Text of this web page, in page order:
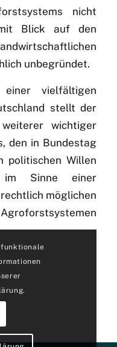
nicht
Blick auf den
unbegründet.
vielfältigen
stellt der
wichtiger
den in Bundestag
politischen Willen
im Sinne einer
möglichen
funktionale